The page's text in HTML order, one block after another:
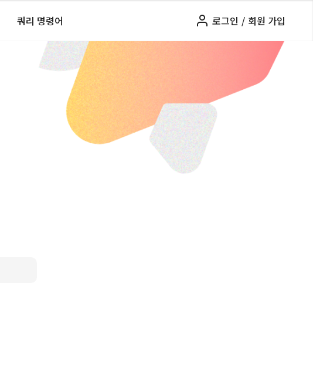
쿼리 명령어 로그인 / 회원 가입